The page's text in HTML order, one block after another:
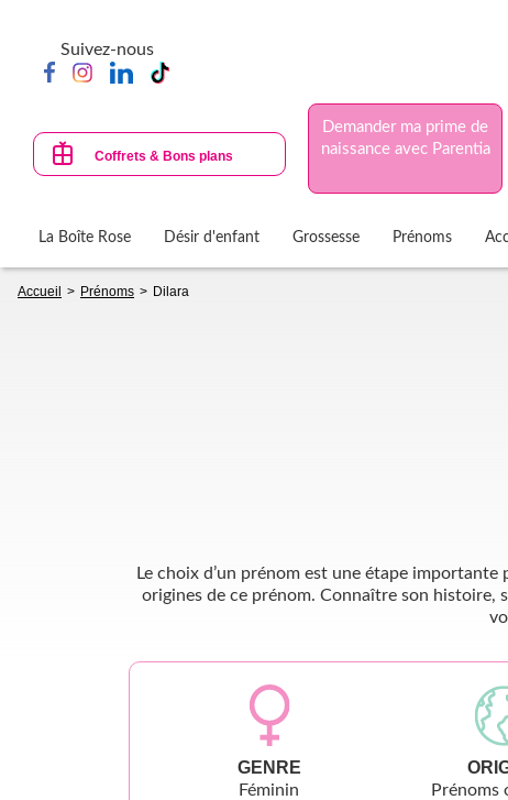
contenu
principal
Suivez-nous
Coffrets & Bons plans
Demander ma prime de
naissance avec Parentia
La Boîte Rose Désir d'enfant Grossesse Prénoms
d'Ariane
Accueil Prénoms Dilara
Le choix d’un prénom est une étape
origines de ce prénom. Connaître son histoire,
GENRE
Féminin Prénoms